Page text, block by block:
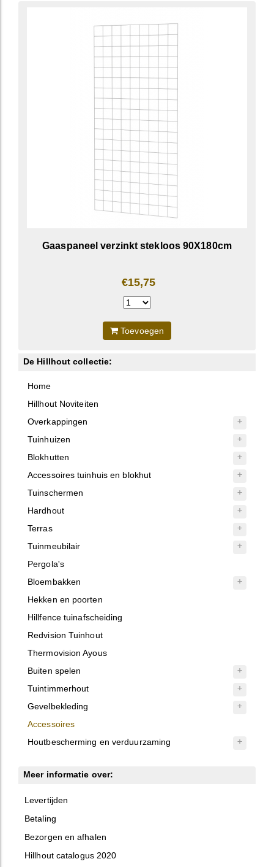
Gaaspaneel verzinkt stekloos 90X180cm
€15,75
Toevoegen
De Hillhout collectie:
Home
Hillhout Noviteiten
Overkappingen
Tuinhuizen
Blokhutten
Accessoires tuinhuis en blokhut
Tuinschermen
Hardhout
Terras
Tuinmeubilair
Pergola's
Bloembakken
Hekken en poorten
Hillfence tuinafscheiding
Redvision Tuinhout
Thermovision Ayous
Buiten spelen
Tuintimmerhout
Gevelbekleding
Accessoires
Houtbescherming en verduurzaming
Meer informatie over:
Levertijden
Betaling
Bezorgen en afhalen
Hillhout catalogus 2020